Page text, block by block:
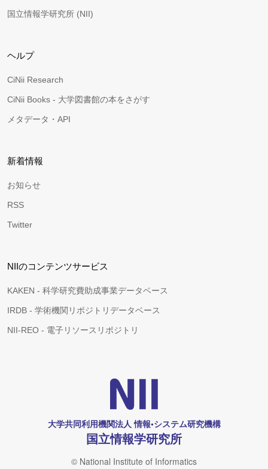
国立情報学研究所 (NII)
ヘルプ
CiNii Research
CiNii Books - 大学図書館の本をさがす
メタデータ・API
新着情報
お知らせ
RSS
Twitter
NIIのコンテンツサービス
KAKEN - 科学研究費助成事業データベース
IRDB - 学術機関リポジトリデータベース
NII-REO - 電子リソースリポジトリ
大学共同利用機関法人 情報•システム研究機構
国立情報学研究所
© National Institute of Informatics